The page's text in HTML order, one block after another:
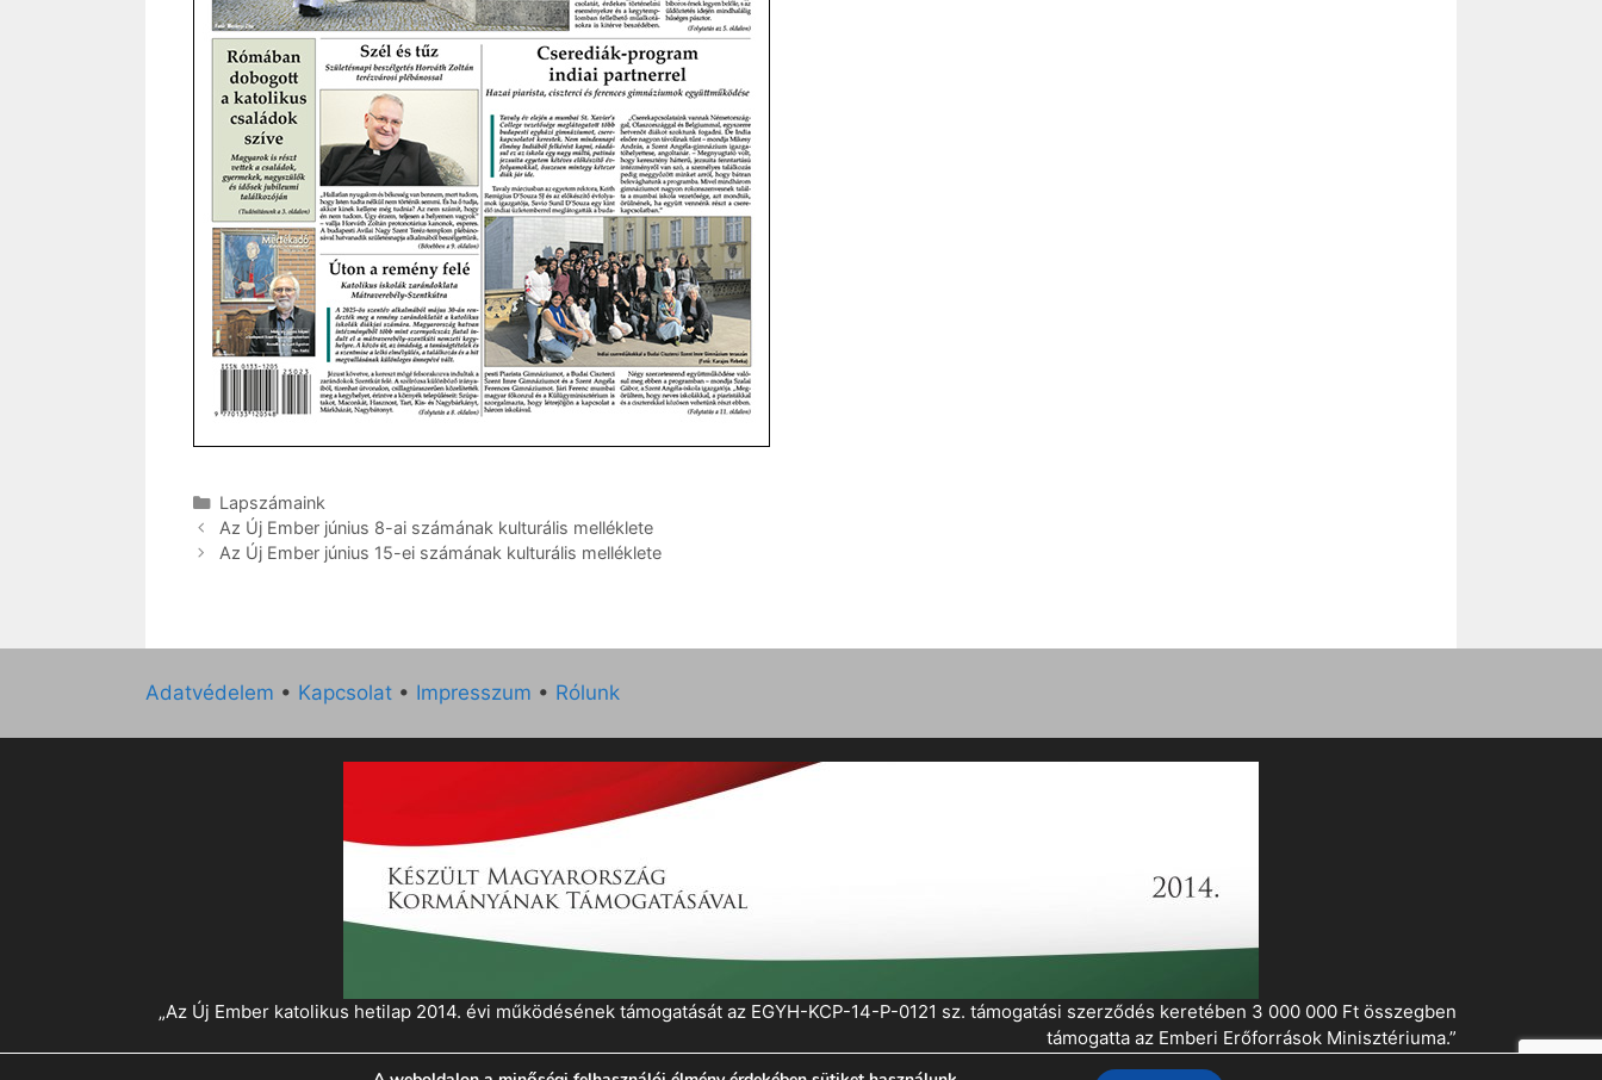
Kategória
Lapszámaink
Az Új Ember június 8-ai számának kulturális melléklete
Az Új Ember június 15-ei számának kulturális melléklete
Adatvédelem • Kapcsolat • Impresszum • Rólunk
„Az Új Ember katolikus hetilap 2014. évi működésének támogatását az EGYH-KCP-14-P-0121 sz. támogatási szerződés keretében 3 000 000 Ft összegben
támogatta az Emberi Erőforrások Minisztériuma.”